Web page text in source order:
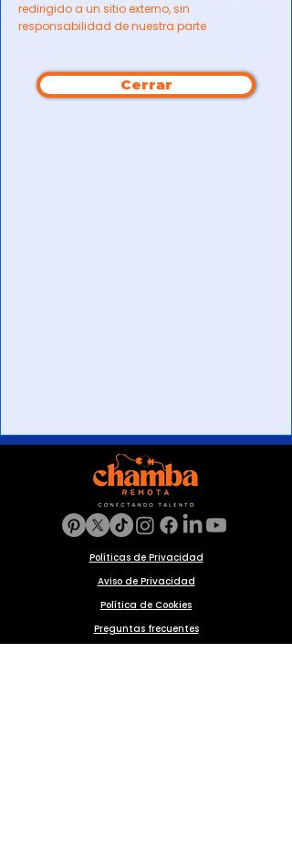
redirigido a un sitio externo, sin
responsabilidad de nuestra parte
Cerrar
Políticas de Privacidad
Aviso de Privacidad
Política de Cookies
Preguntas frecuentes